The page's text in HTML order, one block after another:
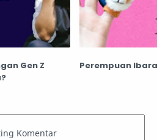
Gen Z
Perempuan